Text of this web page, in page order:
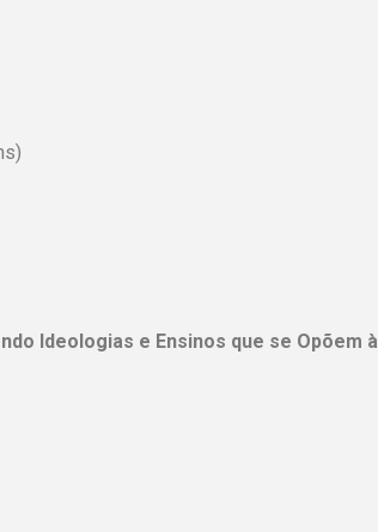
Ideologias e Ensinos que se Opõem à